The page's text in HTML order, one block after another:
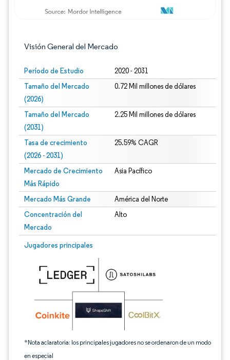
Visión General del Mercado
Período de Estudio 2020 - 2031
Tamaño del Mercado
(2026)
0.72 Mil millones de dólares
Tamaño del Mercado
(2031)
2.25 Mil millones de dólares
Tasa de crecimiento
(2026 - 2031)
25.59% CAGR
Mercado de Crecimiento
Más Rápido
Asia Pacífico
Mercado Más Grande América del Norte
Concentración del
Mercado
Alto
Jugadores principales
*Nota aclaratoria: los principales jugadores no se ordenaron de un modo
en especial
Imagen © Mordor Intelligence. El uso requiere atribución según CC BY 4.0.